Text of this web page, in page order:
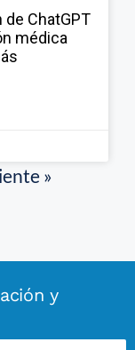
de ChatGPT
médica
»
y